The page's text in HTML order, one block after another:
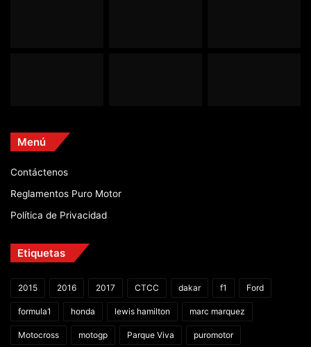
Menú
Contáctenos
Reglamentos Puro Motor
Política de Privacidad
Etiquetas
2015 2016 2017 CTCC dakar f1 Ford
formula1 honda lewis hamilton marc marquez
Motocross motogp Parque Viva puromotor